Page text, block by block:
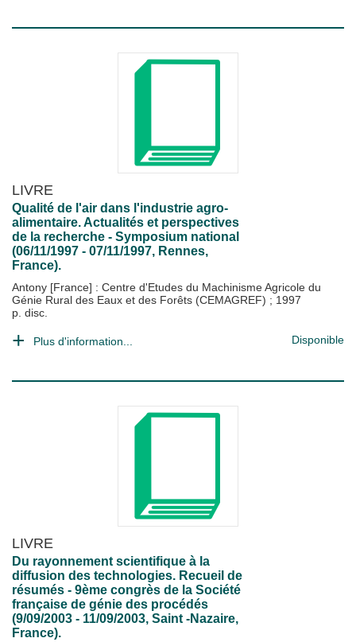
LIVRE
Qualité de l'air dans l'industrie agro-
alimentaire. Actualités et perspectives
de la recherche - Symposium national
(06/11/1997 - 07/11/1997, Rennes,
France).
Antony [France] : Centre d'Etudes du Machinisme Agricole du
Génie Rural des Eaux et des Forêts (CEMAGREF) ; 1997
p. disc.
Plus d'information... Disponible
LIVRE
Du rayonnement scientifique à la
diffusion des technologies. Recueil de
résumés - 9ème congrès de la Société
française de génie des procédés
(9/09/2003 - 11/09/2003, Saint -Nazaire,
France).